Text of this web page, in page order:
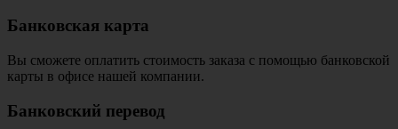
Банковская карта
Вы сможете оплатить стоимость заказа с помощью банковской
карты в офисе нашей компании.
Банковский перевод